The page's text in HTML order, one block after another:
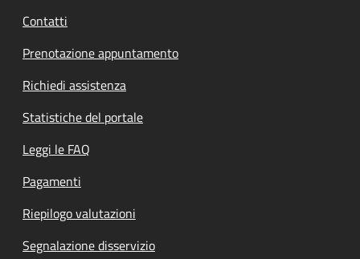
Contatti
Prenotazione appuntamento
Richiedi assistenza
Statistiche del portale
Leggi le FAQ
Pagamenti
Riepilogo valutazioni
Segnalazione disservizio